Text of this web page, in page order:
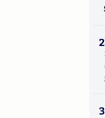
2
3